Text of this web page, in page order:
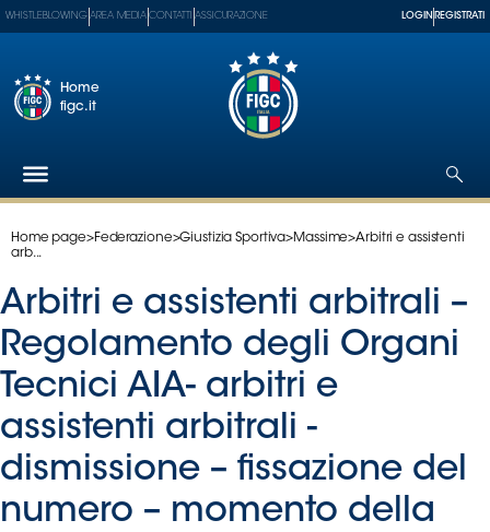
Federazione
Partner
Tecnici
SGS
Paralimpico
Serie
A
Women
Serie
WHISTLEBLOWING AREA MEDIA CONTATTI ASSICURAZIONE LOGIN REGISTRATI
Home
figc.it
Home page>Federazione>Giustizia Sportiva>Massime>Arbitri e assistenti
arb...
Arbitri e assistenti arbitrali –
Regolamento degli Organi
Tecnici AIA- arbitri e
assistenti arbitrali -
dismissione – fissazione del
numero – momento della